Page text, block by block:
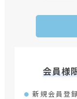
会員様
新規会員登